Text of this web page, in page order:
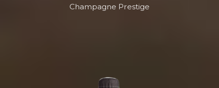
Champagne Prestige